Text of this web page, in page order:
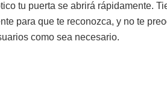
tu puerta se abrirá rápidamente.
para que te reconozca, y no te
como sea necesario.